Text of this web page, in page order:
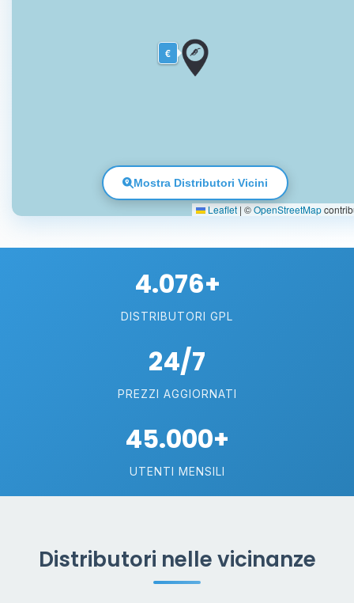
€
Leaflet | ©OpenStreetMap
Mostra Distributori Vicini
4.076+
DISTRIBUTORI GPL
24/7
PREZZI AGGIORNATI
45.000+
UTENTI MENSILI
Distributori nelle vicinanze